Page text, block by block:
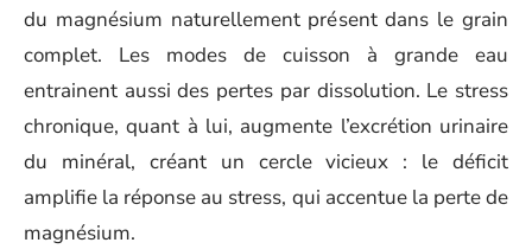
du magnésium naturellement présent dans le grain
complet. Les modes de cuisson à grande eau
entrainent aussi des pertes par dissolution. Le stress
chronique, quant à lui, augmente l’excrétion urinaire
du minéral, créant un cercle vicieux : le déficit
amplifie la réponse au stress, qui accentue la perte de
magnésium.